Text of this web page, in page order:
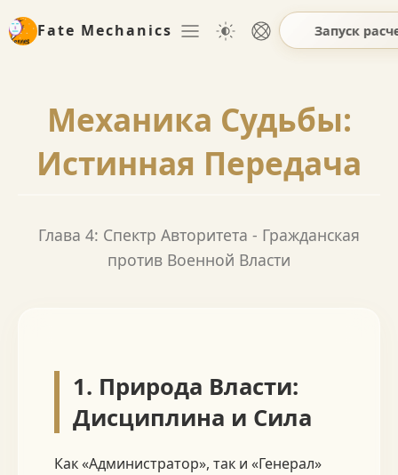
Fate Mechanics Запуск
Механика Судьбы:
Истинная Передача
Глава 4: Спектр Авторитета - Гражданская
против Военной Власти
1. Природа Власти:
Дисциплина и Сила
Как «Администратор», так и «Генерал»